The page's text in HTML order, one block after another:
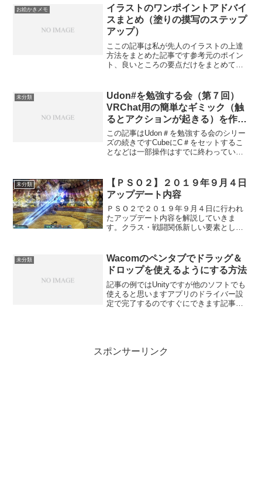
お絵かきメモ
イラストのワンポイントアドバイ
スまとめ（塗りの摸写のステップ
アップ）
ここの記事は私が先人のイラストの上達
方法をまとめた記事です参考元のポイン
ト、良いところの要点だけをまとめてい
いるけど上手くいかない人などに最適な
動画でしょう普通の本はシ...
未分類
Udon#を勉強する会（第７回）
VRChat用の簡単なギミック（触
るとアクションが起きる）を作り
たい
この記事はUdon＃を勉強する会のシリー
ズの続きですCubeにC＃をセットするこ
となどは一部操作はすでに終わっている
意事項Startから始まる所にプログラムを
書かない...
未分類
【ＰＳＯ２】２０１９年９月４日
アップデート内容
ＰＳＯ２で２０１９年９月４日に行われ
たアップデート内容を解説していきま
す。クラス・戦闘関係新しい要素として
のみ使用可能です。使うためにはクライ
アントオーダーをクリアする...
未分類
Wacomのペンタブでドラッグ＆
ドロップを使えるようにする方法
記事の例ではUnityですが他のソフトでも
使えると思いますアプリのドライバー設
定で完了するのですぐにできます記事作
スポンサーリンク